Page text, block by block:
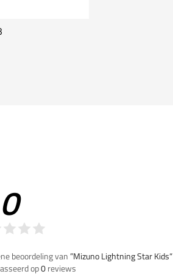
beoordeling van”Mizuno Lightning Star Kids“
op0reviews